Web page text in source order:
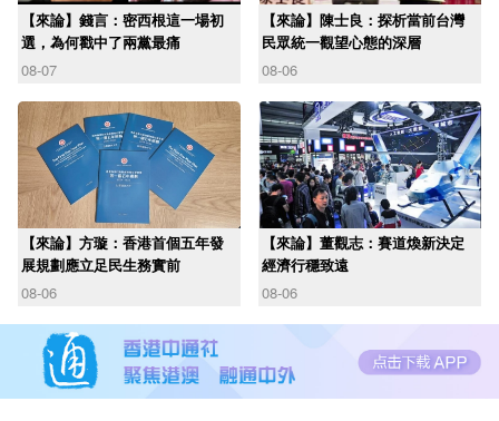
【來論】錢言：密西根這一場初
選，為何戳中了兩黨最痛
08-07
【來論】陳士良：探析當前台灣
民眾統一觀望心態的深層
08-06
【來論】方璇：香港首個五年發
展規劃應立足民生務實前
08-06
【來論】董觀志：賽道煥新決定
經濟行穩致遠
08-06